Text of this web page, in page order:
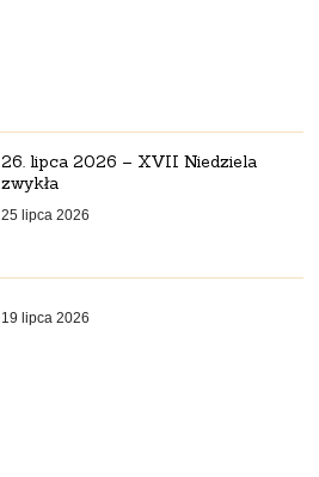
26. lipca 2026 – XVII Niedziela
zwykła
25 lipca 2026
19 lipca 2026